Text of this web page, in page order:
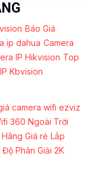
Báo Giá
ip dahua Camera
IP Hikvision Top
Kbvision
camera wifi ezviz
360 Ngoài Trời
Giá rẻ Lắp
Phân Giải 2K